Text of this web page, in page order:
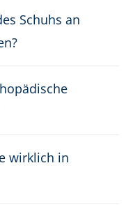
g
Schuhs an
wirklich in